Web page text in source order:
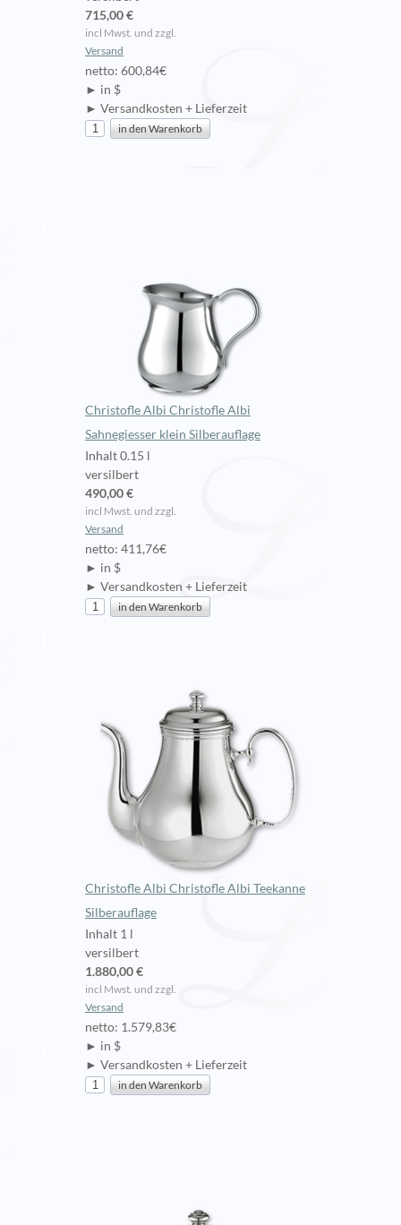
715,00 €
incl Mwst. und zzgl.
Versand
netto: 600,84€
► in $
► Versandkosten + Lieferzeit
Christofle Albi Christofle Albi
Sahnegiesser klein Silberauflage
Inhalt 0.15 l
versilbert
490,00 €
incl Mwst. und zzgl.
Versand
netto: 411,76€
► in $
► Versandkosten + Lieferzeit
Christofle Albi Christofle Albi Teekanne
Silberauflage
Inhalt 1 l
versilbert
1.880,00 €
incl Mwst. und zzgl.
Versand
netto: 1.579,83€
► in $
► Versandkosten + Lieferzeit